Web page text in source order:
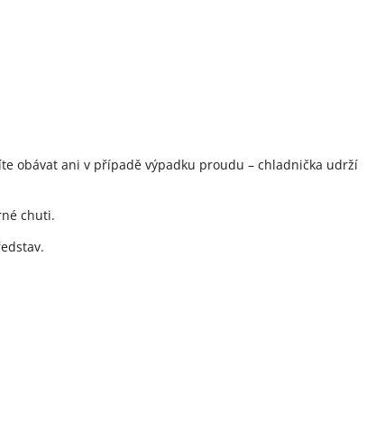
obávat ani v případě výpadku proudu – chladnička udrží
chuti.